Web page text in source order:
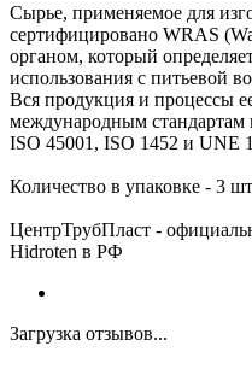
Сырье, применяемое для
сертифицировано WRAS
органом, который
использования с питьевой
Вся продукция и процессы
международным стандартам
ISO 45001, ISO 1452 и UNE
Количество в упаковке - 3
ЦентрТрубПласт -
Hidroten в РФ
Загрузка отзывов...